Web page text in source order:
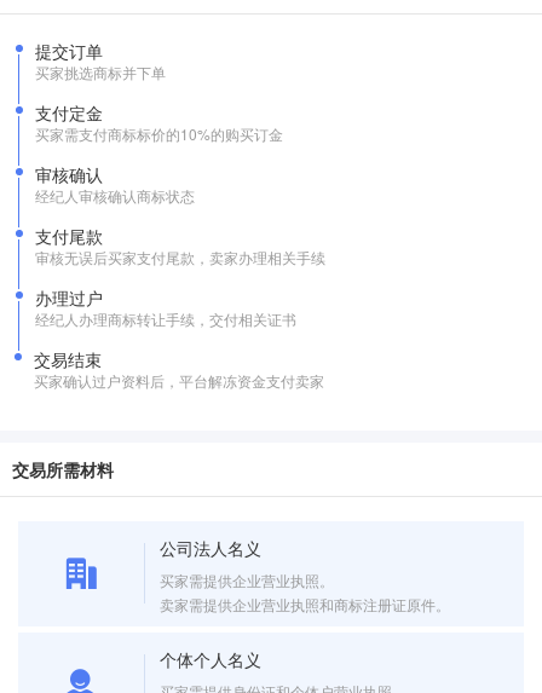
提交订单
买家挑选商标并下单
支付定金
买家需支付商标标价的10%的购买订金
审核确认
经纪人审核确认商标状态
支付尾款
审核无误后买家支付尾款，卖家办理相关手续
办理过户
经纪人办理商标转让手续，交付相关证书
交易结束
买家确认过户资料后，平台解冻资金支付卖家
交易所需材料
公司法人名义
买家需提供企业营业执照。
卖家需提供企业营业执照和商标注册证原件。
个体个人名义